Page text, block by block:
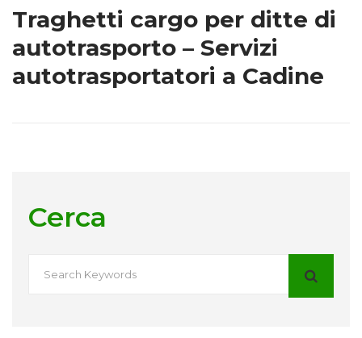
Traghetti cargo per ditte di
autotrasporto – Servizi
autotrasportatori a Cadine
Cerca